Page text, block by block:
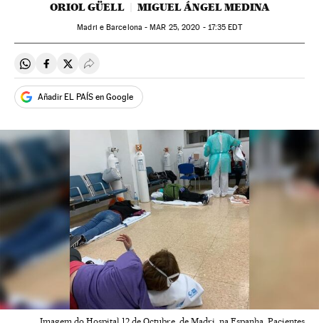
ORIOL GÜELL MIGUEL ÁNGEL MEDINA
Madri e Barcelona -MAR 25, 2020 - 17:35 EDT
Compartir en Whatsapp
Compartir en Facebook
Compartir en Twitter
Desplegar Redes Sociales
Añadir EL PAÍS en Google